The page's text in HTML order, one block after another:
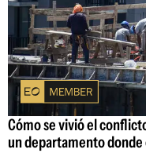
Cómo se vivió el
un departamento